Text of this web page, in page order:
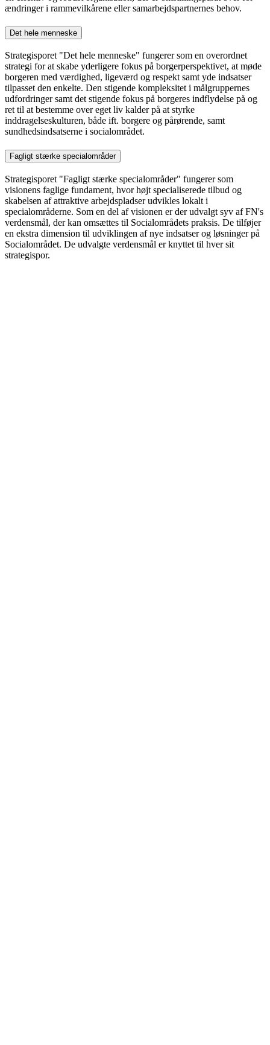
ændringer i rammevilkårene eller samarbejdspartnernes behov.
Det hele menneske
Strategisporet "Det hele menneske" fungerer som en overordnet
strategi for at skabe yderligere fokus på borgerperspektivet, at møde
borgeren med værdighed, ligeværd og respekt samt yde indsatser
tilpasset den enkelte. Den stigende kompleksitet i målgruppernes
udfordringer samt det stigende fokus på borgeres indflydelse på og
ret til at bestemme over eget liv kalder på at styrke
inddragelseskulturen, både ift. borgere og pårørende, samt
sundhedsindsatserne i socialområdet.
Fagligt stærke specialområder
Strategisporet "Fagligt stærke specialområder" fungerer som
visionens faglige fundament, hvor højt specialiserede tilbud og
skabelsen af attraktive arbejdspladser udvikles lokalt i
specialområderne. Som en del af visionen er der udvalgt syv af FN's
verdensmål, der kan omsættes til Socialområdets praksis. De tilføjer
en ekstra dimension til udviklingen af nye indsatser og løsninger på
Socialområdet. De udvalgte verdensmål er knyttet til hver sit
strategispor.